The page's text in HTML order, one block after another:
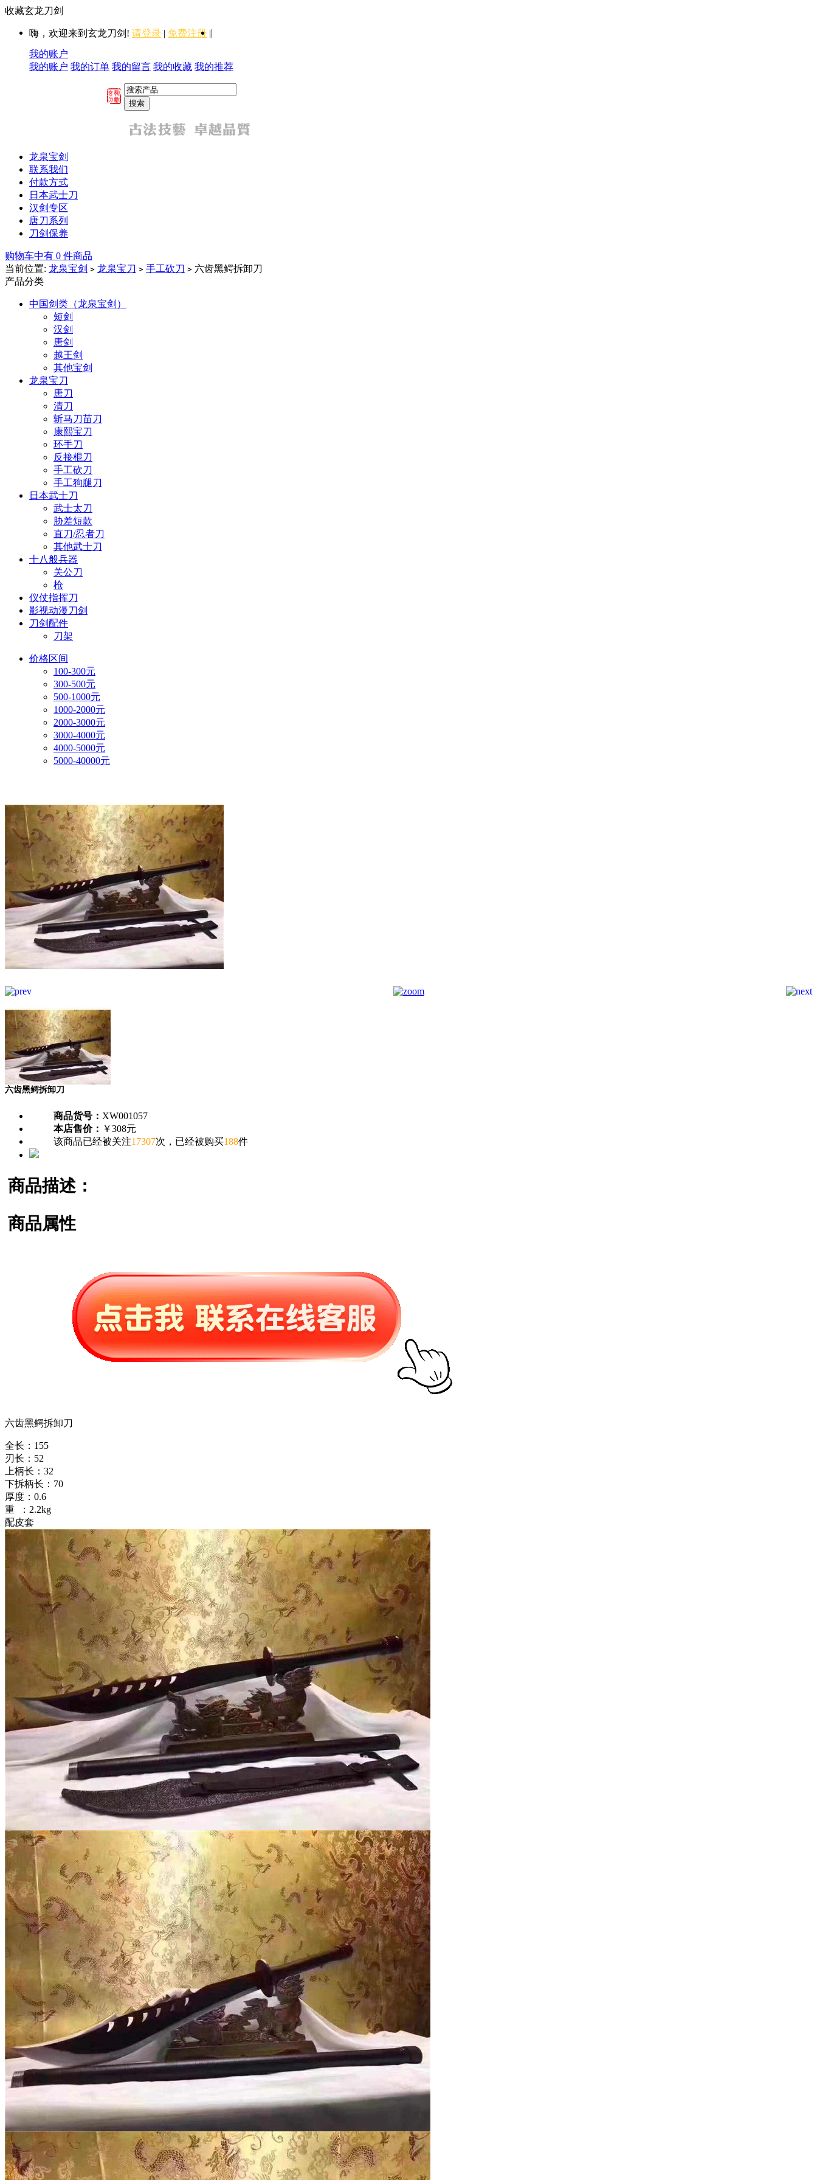
收藏玄龙刀剑
嗨，欢迎来到玄龙刀剑! 请登录 | 免费注册 ||
我的账户
我的账户 我的订单 我的留言 我的收藏 我的推荐
龙泉宝剑
联系我们
付款方式
日本武士刀
汉剑专区
唐刀系列
刀剑保养
购物车中有 0 件商品
当前位置: 龙泉宝剑 > 龙泉宝刀 > 手工砍刀 > 六齿黑鳄拆卸刀
产品分类
中国剑类（龙泉宝剑）
短剑
汉剑
唐剑
越王剑
其他宝剑
龙泉宝刀
唐刀
清刀
斩马刀苗刀
康熙宝刀
环手刀
反接棍刀
手工砍刀
手工狗腿刀
日本武士刀
武士太刀
胁差短款
直刀/忍者刀
其他武士刀
十八般兵器
关公刀
枪
仪仗指挥刀
影视动漫刀剑
刀剑配件
刀架
价格区间
100-300元
300-500元
500-1000元
1000-2000元
2000-3000元
3000-4000元
4000-5000元
5000-40000元
六齿黑鳄拆卸刀
商品货号： XW001057
本店售价： ￥308元
该商品已经被关注17307次，已经被购买188件
商品描述：
商品属性
六齿黑鳄拆卸刀
全长：155
刃长：52
上柄长：32
下拆柄长：70
厚度：0.6
重 ：2.2kg
配皮套